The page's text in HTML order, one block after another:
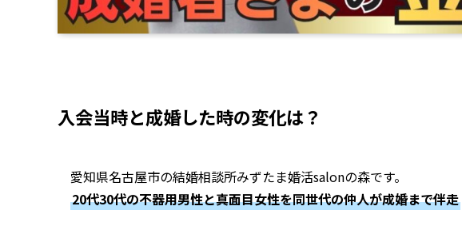
入会当時と成婚した時の変化は？
愛知県名古屋市の結婚相談所みずたま婚活salonの森です。
20代30代の不器用男性と真面目女性を同世代の仲人が成婚まで伴走